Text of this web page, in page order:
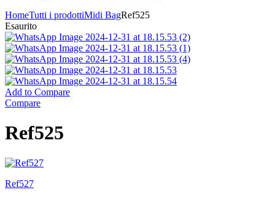
HomeTutti i prodottiMidi BagRef525
Esaurito
Add to Compare
Compare
Ref525
Ref527